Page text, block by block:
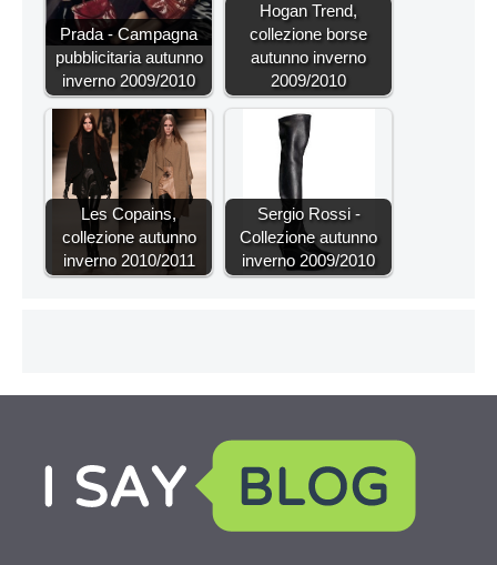
Prada - Campagna
pubblicitaria autunno
inverno 2009/2010
Hogan Trend,
collezione borse
autunno inverno
2009/2010
Les Copains,
collezione autunno
inverno 2010/2011
Sergio Rossi -
Collezione autunno
inverno 2009/2010